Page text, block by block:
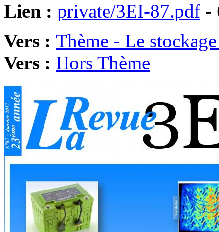
Lien : private/3EI-87.pdf -
Vers : Thème - Le
Vers : Hors Thème